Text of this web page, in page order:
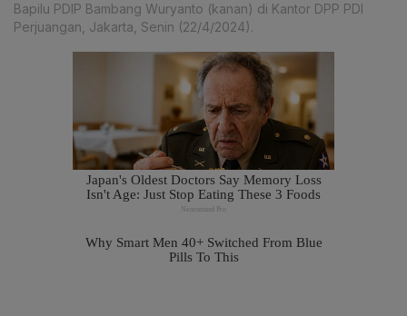
Bapilu PDIP Bambang Wuryanto (kanan) di Kantor DPP PDI
Perjuangan, Jakarta, Senin (22/4/2024).